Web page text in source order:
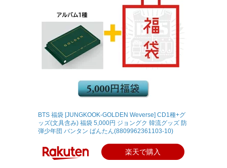
BTS 福袋 [JUNGKOOK-GOLDEN Weverse] CD1種+グ
ッズ(文具含み) 福袋 5,000円 ジョングク 韓流グッズ 防
弾少年団 バンタン ばんたん(8809962361103-10)
楽天で購入